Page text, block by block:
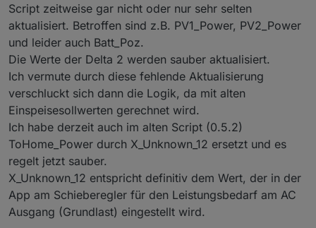
Script zeitweise gar nicht oder nur sehr selten
aktualisiert. Betroffen sind z.B. PV1_Power, PV2_Power
und leider auch Batt_Poz.
Die Werte der Delta 2 werden sauber aktualisiert.
Ich vermute durch diese fehlende Aktualisierung
verschluckt sich dann die Logik, da mit alten
Einspeisesollwerten gerechnet wird.
Ich habe derzeit auch im alten Script (0.5.2)
ToHome_Power durch X_Unknown_12 ersetzt und es
regelt jetzt sauber.
X_Unknown_12 entspricht definitiv dem Wert, der in der
App am Schieberegler für den Leistungsbedarf am AC
Ausgang (Grundlast) eingestellt wird.